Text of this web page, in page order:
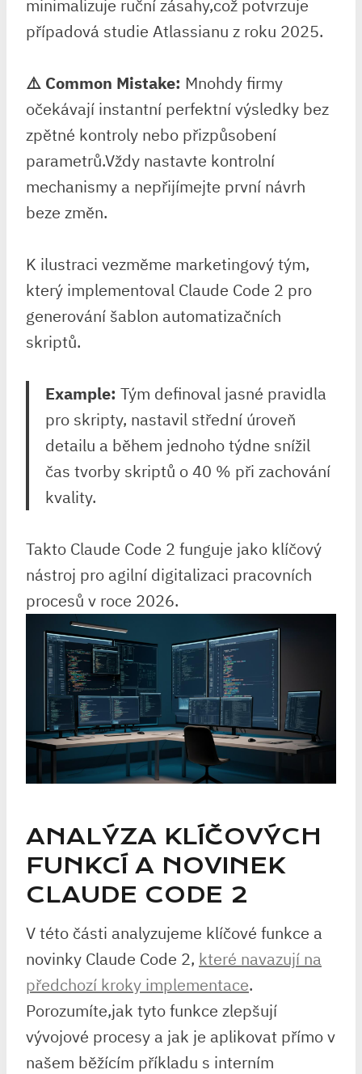
minimalizuje ruční zásahy,což potvrzuje
případová studie Atlassianu z roku 2025.
⚠️ ⁤Common Mistake: Mnohdy firmy
očekávají instantní ⁤perfektní výsledky ⁤bez
zpětné kontroly nebo přizpůsobení
parametrů.Vždy nastavte kontrolní
mechanismy a nepřijímejte první návrh
beze změn.
K ⁢ilustraci vezměme marketingový tým,⁣
který implementoval Claude Code 2 pro
generování šablon automatizačních
skriptů.
Example: Tým definoval jasné pravidla
⁤pro skripty,⁤ nastavil střední úroveň
detailu a během jednoho týdne snížil
čas tvorby skriptů o 40 % při zachování
kvality.
Takto Claude Code 2 funguje jako klíčový
nástroj pro agilní digitalizaci ⁢pracovních
procesů v roce 2026.
ANALÝZA KLÍČOVÝCH
FUNKCÍ A NOVINEK
CLAUDE CODE 2
V této části analyzujeme klíčové funkce a
novinky Claude Code 2, ⁣ které navazují na
předchozí kroky implementace.
Porozumíte,jak tyto funkce zlepšují
vývojové procesy a jak je aplikovat přímo v
našem běžícím příkladu s⁤ interním